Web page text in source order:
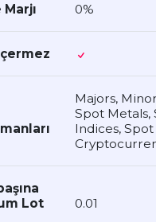
0%
Majors,
Spot Metals,
Indices,
Lot
0.01